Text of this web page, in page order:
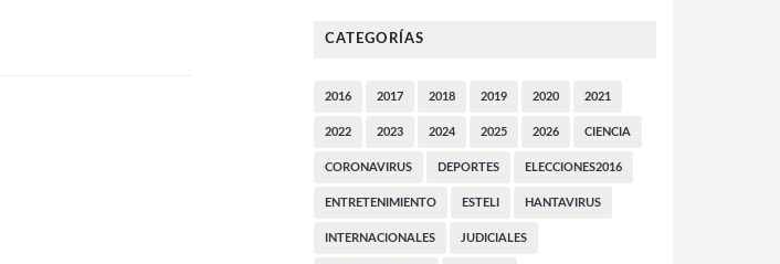
CATEGORÍAS
2016 2017 2018 2019 2020 2021
2022 2023 2024 2025 2026 CIENCIA
CORONAVIRUS DEPORTES ELECCIONES2016
ENTRETENIMIENTO ESTELI HANTAVIRUS
INTERNACIONALES JUDICIALES